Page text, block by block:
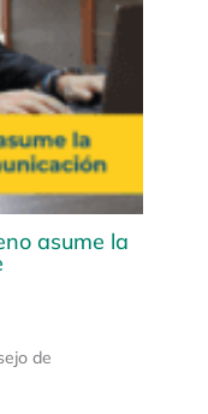
asume la
de